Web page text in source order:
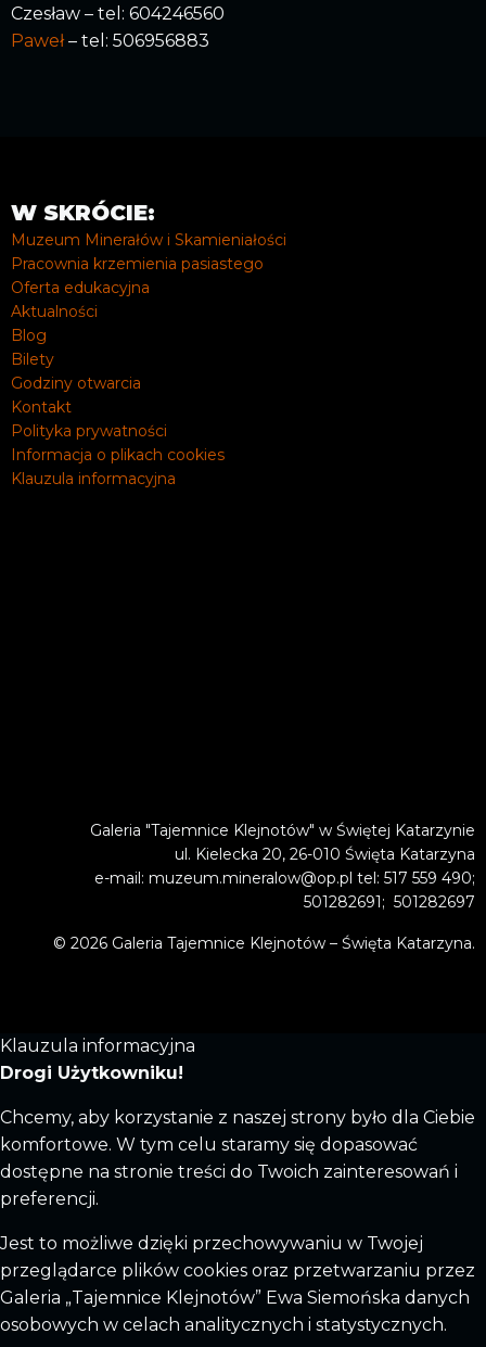
Czesław – tel: 604246560
Paweł– tel: 506956883
W SKRÓCIE:
Muzeum Minerałów i Skamieniałości
Pracownia krzemienia pasiastego
Oferta edukacyjna
Aktualności
Blog
Bilety
Godziny otwarcia
Kontakt
Polityka prywatności
Informacja o plikach cookies
Klauzula informacyjna
Galeria "Tajemnice Klejnotów" w Świętej Katarzynie
ul. Kielecka 20, 26-010 Święta Katarzyna
e-mail: muzeum.mineralow@op.pl tel: 517 559 490;
501282691; 501282697
© 2026 Galeria Tajemnice Klejnotów – Święta Katarzyna.
Klauzula informacyjna
Drogi Użytkowniku!
Chcemy, aby korzystanie z naszej strony było dla Ciebie
komfortowe. W tym celu staramy się dopasować
dostępne na stronie treści do Twoich zainteresowań i
preferencji.
Jest to możliwe dzięki przechowywaniu w Twojej
przeglądarce plików cookies oraz przetwarzaniu przez
Galeria „Tajemnice Klejnotów” Ewa Siemońska danych
osobowych w celach analitycznych i statystycznych.